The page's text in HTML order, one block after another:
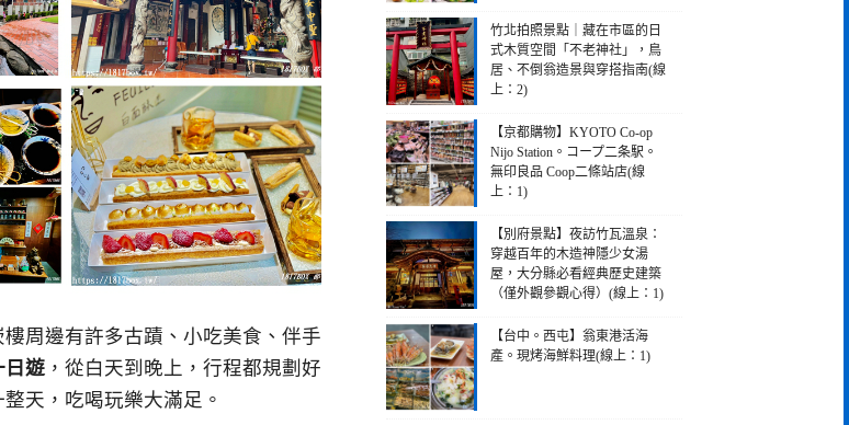
周邊有許多古蹟、小吃美食、伴手
日遊 ，從白天到晚上，行程都規劃好
天，吃喝玩樂大滿足。
竹北拍照景點｜藏在市區的日
式木質空間「不老神社」，鳥
居、不倒翁造景與穿搭指南(線
上：2)
【京都購物】KYOTO Co-op
Nijo Station。コープ二条駅。
無印良品 Coop二條站店(線
上：1)
【別府景點】夜訪竹瓦溫泉：
穿越百年的木造神隱少女湯
屋，大分縣必看經典歷史建築
（僅外觀參觀心得）(線上：1)
【台中。西屯】翁東港活海
產。現烤海鮮料理(線上：1)